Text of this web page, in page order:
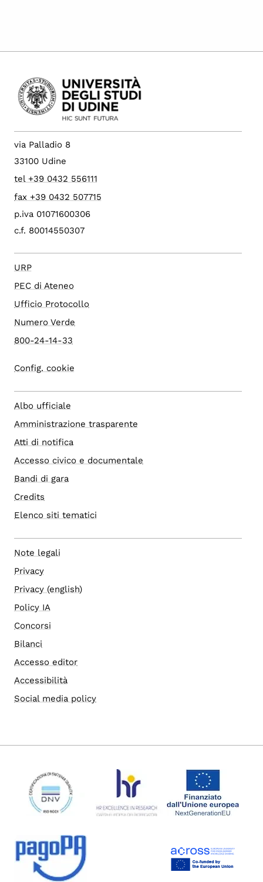
via Palladio 8
33100 Udine
tel +39 0432 556111
fax +39 0432 507715
p.iva 01071600306
c.f. 80014550307
URP
PEC di Ateneo
Ufficio Protocollo
Numero Verde
800-24-14-33
Config. cookie
Albo ufficiale
Amministrazione trasparente
Atti di notifica
Accesso civico e documentale
Bandi di gara
Credits
Elenco siti tematici
Note legali
Privacy
Privacy (english)
Policy IA
Concorsi
Bilanci
Accesso editor
Accessibilità
Social media policy